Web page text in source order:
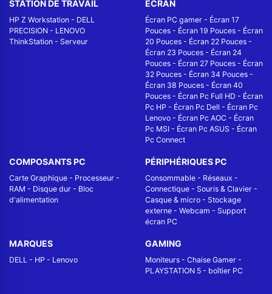
STATION DE TRAVAIL
HP Z Workstation - DELL
PRECISION - LENOVO
ThinkStation - Serveur
ÉCRAN
Écran PC gamer - Écran 17
Pouces - Écran 19 Pouces - Écran
20 Pouces - Écran 22 Pouces -
Écran 23 Pouces - Écran 24
Pouces - Écran 27 Pouces - Écran
32 Pouces - Écran 34 Pouces -
Écran 38 Pouces - Écran 40
Pouces - Écran Pc Full HD - Écran
Pc HP - Écran Pc Dell - Écran Pc
Lenovo - Écran Pc AOC - Écran
Pc MSI - Écran Pc ASUS - Écran
Pc Connect
COMPOSANTS PC
Carte Graphique - Processeur -
RAM - Disque dur - Bloc
d'alimentation
PÉRIPHÉRIQUES PC
Consommable - Réseaux -
Connectique - Souris & Clavier -
Casque & micro - Stockage
externe - Webcam - Support
écran PC
MARQUES
DELL - HP - Lenovo
GAMING
Moniteurs - Chaise Gamer -
PLAYSTATION 5 - boîtier PC